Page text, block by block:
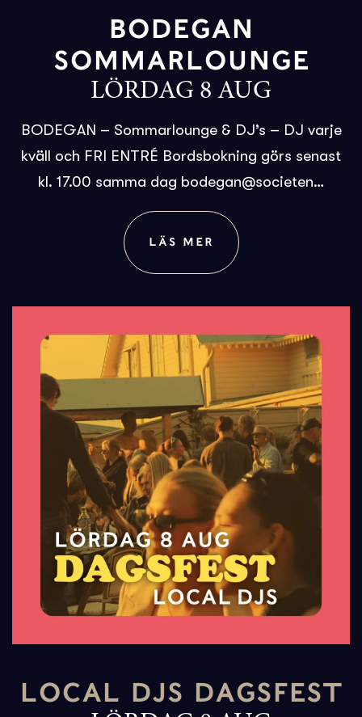
BODEGAN
SOMMARLOUNGE
LÖRDAG 8 AUG
BODEGAN – Sommarlounge & DJ’s – DJ varje
kväll och FRI ENTRÉ Bordsbokning görs senast
kl. 17.00 samma dag bodegan@societen…
LÄS MER
LOCAL DJS DAGSFEST